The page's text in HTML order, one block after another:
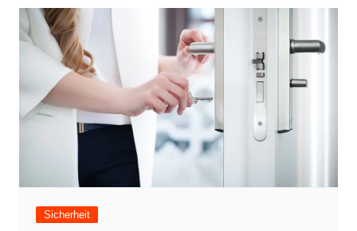
Sicherheit